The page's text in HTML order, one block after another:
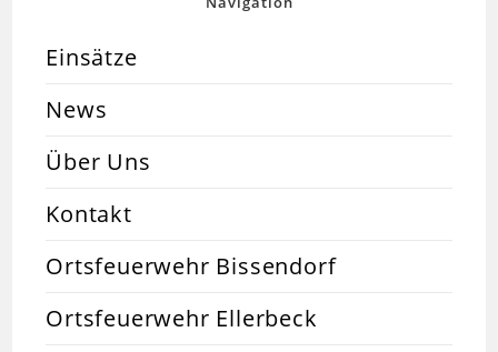
Einsätze
News
Über Uns
Kontakt
Ortsfeuerwehr Bissendorf
Ortsfeuerwehr Ellerbeck